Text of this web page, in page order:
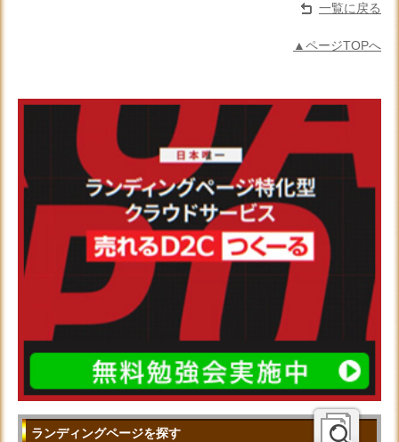
一覧に戻る
▲ページTOPへ
ランディングページを探す